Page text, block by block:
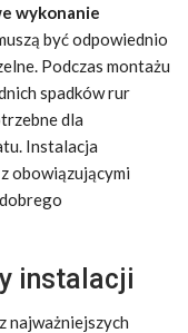
wykonanie
być odpowiednio
Podczas montażu
spadków rur
dla
Instalacja
obowiązującymi
instalacji
najważniejszych